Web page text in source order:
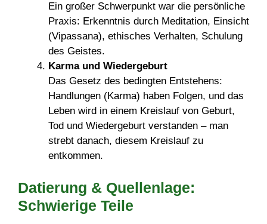
Ein großer Schwerpunkt war die persönliche
Praxis: Erkenntnis durch Meditation, Einsicht
(Vipassana), ethisches Verhalten, Schulung
des Geistes.
Karma und Wiedergeburt
Das Gesetz des bedingten Entstehens:
Handlungen (Karma) haben Folgen, und das
Leben wird in einem Kreislauf von Geburt,
Tod und Wiedergeburt verstanden – man
strebt danach, diesem Kreislauf zu
entkommen.
Datierung & Quellenlage:
Schwierige Teile